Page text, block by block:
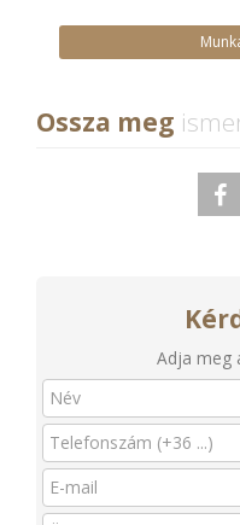
Ossza meg
Adja meg